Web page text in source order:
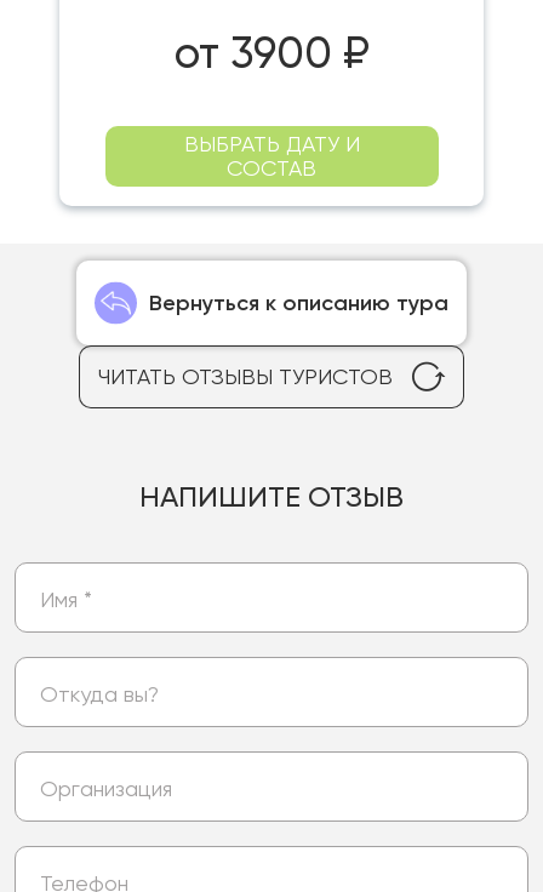
от 3900 ₽
ВЫБРАТЬ ДАТУ И
СОСТАВ
Вернуться к описанию тура
ЧИТАТЬ ОТЗЫВЫ ТУРИСТОВ
НАПИШИТЕ ОТЗЫВ